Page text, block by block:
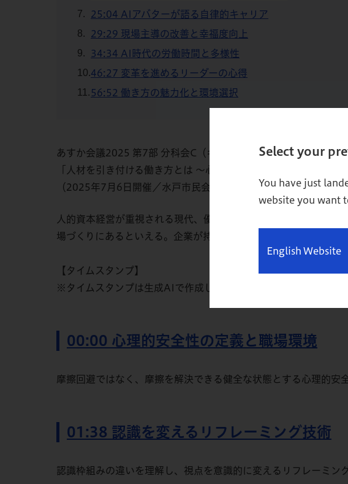
Select your
You have just
website you want
English Website
25:04 AIアバターが語る自律的キャリア
29:29 現場主導の改善と幸福度向上
34:34 AI時代の労働時間と多様性
46:27 変革を進めるリーダーの心得
56:52 働き方の魅力化と環境選択
あすか会議2025 第7部 分科会C（キャリア）
「人材を引き付ける働き方とは ～心理的安全性高い職場をつく
（2025年7月6日開催／水戸市民会館）
人的資本経営が重視される現代、優秀な人材の獲得競争は激化
場づくりにあるといえる。企業が持続的に成長し、人材が輝くた
【タイムスタンプ】
※タイムスタンプは生成AIで作成しているため、一部誤りがある
00:00 心理的安全性の定義と職場環境
摩擦回避ではなく、摩擦を解決できる健全な状態とする心理的安
01:38 認識を変えるリフレーミング技術
認識枠組みの違いを理解し、視点を意識的に変えるリフレーミン